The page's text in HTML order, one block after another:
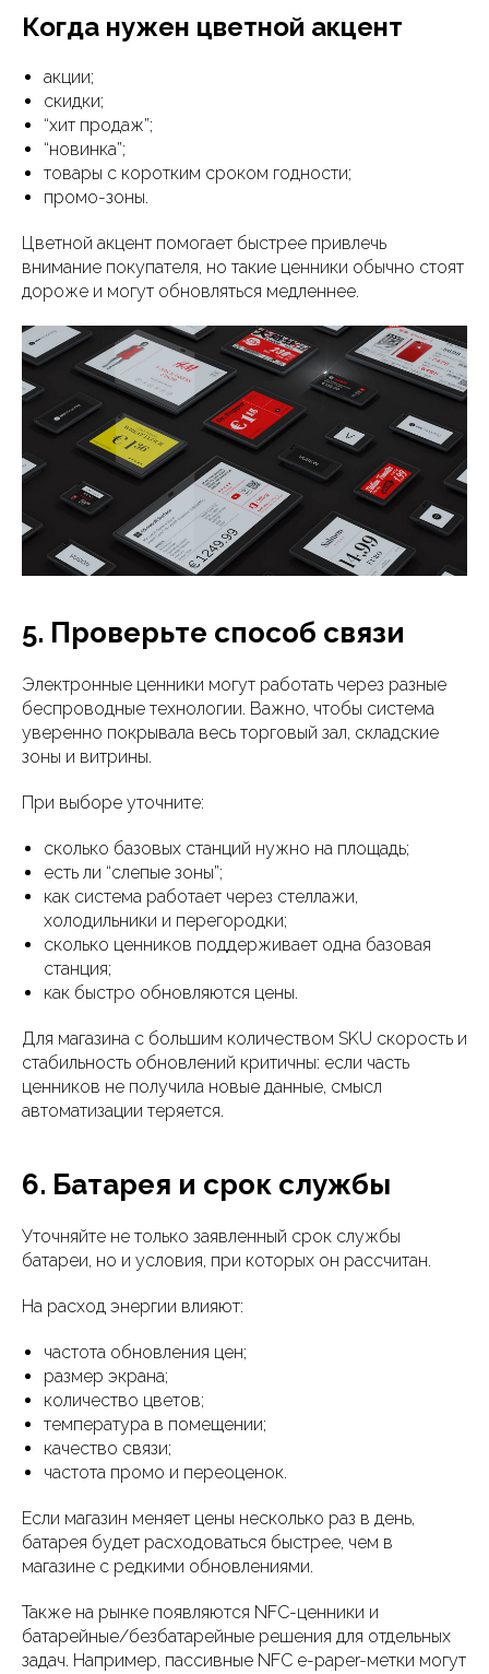
Когда нужен цветной акцент
акции;
скидки;
“хит продаж”;
“новинка”;
товары с коротким сроком годности;
промо-зоны.
Цветной акцент помогает быстрее привлечь
внимание покупателя, но такие ценники обычно стоят
дороже и могут обновляться медленнее.
5. Проверьте способ связи
Электронные ценники могут работать через разные
беспроводные технологии. Важно, чтобы система
уверенно покрывала весь торговый зал, складские
зоны и витрины.
При выборе уточните:
сколько базовых станций нужно на площадь;
есть ли “слепые зоны”;
как система работает через стеллажи,
холодильники и перегородки;
сколько ценников поддерживает одна базовая
станция;
как быстро обновляются цены.
Для магазина с большим количеством SKU скорость и
стабильность обновлений критичны: если часть
ценников не получила новые данные, смысл
автоматизации теряется.
6. Батарея и срок службы
Уточняйте не только заявленный срок службы
батареи, но и условия, при которых он рассчитан.
На расход энергии влияют:
частота обновления цен;
размер экрана;
количество цветов;
температура в помещении;
качество связи;
частота промо и переоценок.
Если магазин меняет цены несколько раз в день,
батарея будет расходоваться быстрее, чем в
магазине с редкими обновлениями.
Также на рынке появляются NFC-ценники и
батарейные/безбатарейные решения для отдельных
задач. Например, пассивные NFC e-paper-метки могут